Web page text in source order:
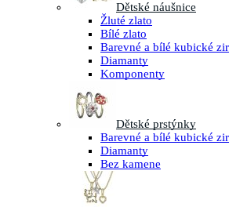
Dětské náušnice
Žluté zlato
Bílé zlato
Barevné a bílé kubické
Diamanty
Komponenty
Dětské prstýnky
Barevné a bílé kubické
Diamanty
Bez kamene